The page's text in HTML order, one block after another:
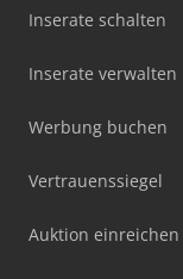
Inserate schalten
Inserate verwalten
Werbung buchen
Vertrauenssiegel
Auktion einreichen